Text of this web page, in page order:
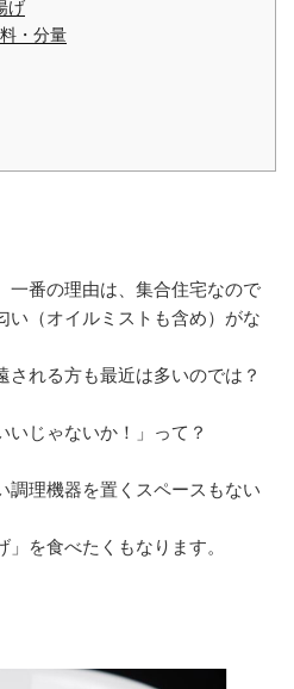
げ
・分量
番の理由は、集合住宅なので
い（オイルミストも含め）がな
される方も最近は多いのでは？
いじゃないか！」って？
調理機器を置くスペースもない
を食べたくもなります。